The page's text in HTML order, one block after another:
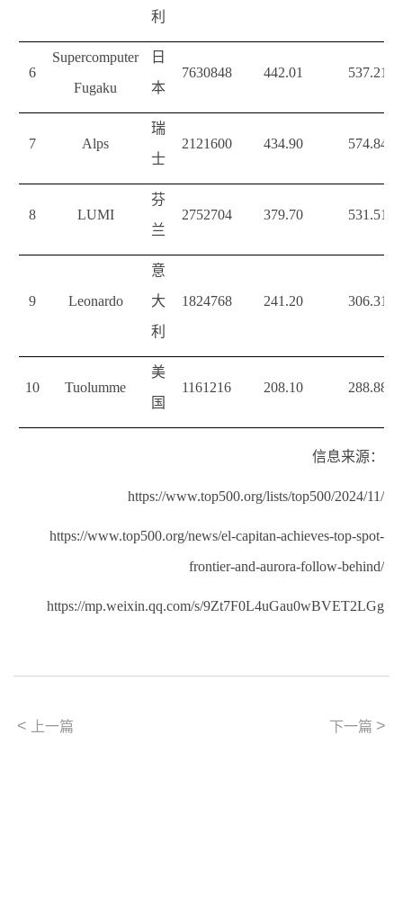
利
6
Supercomputer
Fugaku
日
本
7630848 442.01 537.21
7 Alps
瑞
士
2121600 434.90 574.84
8 LUMI
芬
兰
2752704 379.70 531.51
9 Leonardo
意
大
利
1824768 241.20 306.31
10 Tuolumme
美
国
1161216 208.10 288.88
信息来源：
https://www.top500.org/lists/top500/2024/11/
https://www.top500.org/news/el-capitan-achieves-top-spot-
frontier-and-aurora-follow-behind/
https://mp.weixin.qq.com/s/9Zt7F0L4uGau0wBVET2LGg
< 上一篇 下一篇 >